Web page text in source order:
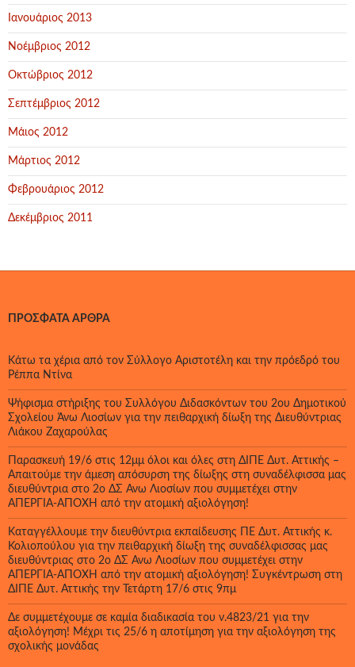
Ιανουάριος 2013
Νοέμβριος 2012
Οκτώβριος 2012
Σεπτέμβριος 2012
Μάιος 2012
Μάρτιος 2012
Φεβρουάριος 2012
Δεκέμβριος 2011
ΠΡΌΣΦΑΤΑ ΆΡΘΡΑ
Κάτω τα χέρια από τον Σύλλογο Αριστοτέλη και την πρόεδρό του
Ρέππα Ντίνα
Ψήφισμα στήριξης του Συλλόγου Διδασκόντων του 2ου Δημοτικού
Σχολείου Άνω Λιοσίων για την πειθαρχική δίωξη της Διευθύντριας
Λιάκου Ζαχαρούλας
Παρασκευή 19/6 στις 12μμ όλοι και όλες στη ΔΙΠΕ Δυτ. Αττικής –
Απαιτούμε την άμεση απόσυρση της δίωξης στη συναδέλφισσα μας
διευθύντρια στο 2ο ΔΣ Άνω Λιοσίων που συμμετέχει στην
ΑΠΕΡΓΙΑ-ΑΠΟΧΗ από την ατομική αξιολόγηση!
Καταγγέλλουμε την διευθύντρια εκπαίδευσης ΠΕ Δυτ. Αττικής κ.
Κολιοπούλου για την πειθαρχική δίωξη της συναδέλφισσας μας
διευθύντριας στο 2ο ΔΣ Άνω Λιοσίων που συμμετέχει στην
ΑΠΕΡΓΙΑ-ΑΠΟΧΗ από την ατομική αξιολόγηση! Συγκέντρωση στη
ΔΙΠΕ Δυτ. Αττικής την Τετάρτη 17/6 στις 9πμ
Δε συμμετέχουμε σε καμία διαδικασία του ν.4823/21 για την
αξιολόγηση! Μέχρι τις 25/6 η αποτίμηση για την αξιολόγηση της
σχολικής μονάδας